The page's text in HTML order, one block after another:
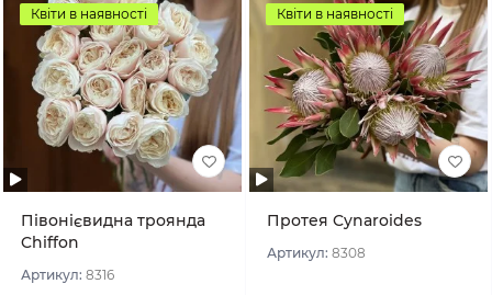
Квіти в наявності
Півонієвидна троянда
Chiffon
Артикул: 8316
Квіти в наявності
Протея Cynaroides
Артикул: 8308